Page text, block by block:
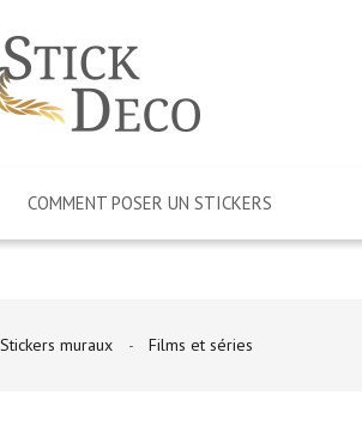
COMMENT POSER UN STICKERS
Stickers muraux Films et séries